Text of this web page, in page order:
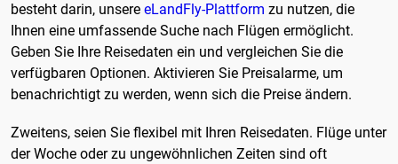
besteht darin, unsere eLandFly-Plattform zu nutzen, die
Ihnen eine umfassende Suche nach Flügen ermöglicht.
Geben Sie Ihre Reisedaten ein und vergleichen Sie die
verfügbaren Optionen. Aktivieren Sie Preisalarme, um
benachrichtigt zu werden, wenn sich die Preise ändern.
Zweitens, seien Sie flexibel mit Ihren Reisedaten. Flüge unter
der Woche oder zu ungewöhnlichen Zeiten sind oft